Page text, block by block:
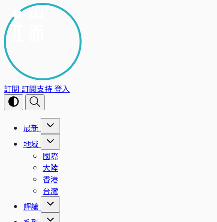
訂閱 訂閱支持登入
最新
地域
國際
大陸
香港
台灣
評論